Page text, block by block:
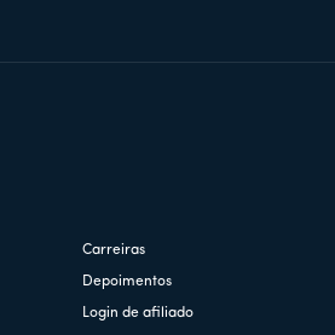
Carreiras
Depoimentos
Login de afiliado